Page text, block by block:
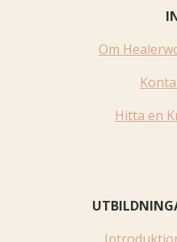
Om
Hitta en